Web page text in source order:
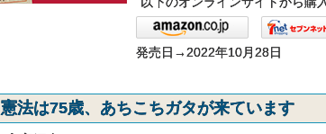
発売日→2022年10月28日
憲法は75歳、あちこちガタが来ています